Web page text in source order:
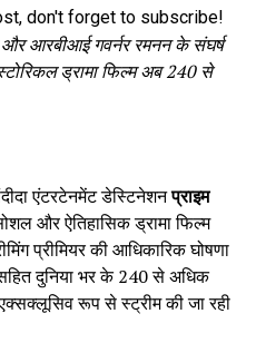
don't forget to subscribe!
आरबीआई गवर्नर रमनन के संघर्ष
ड्रामा फिल्म अब 240 से
एंटरटेनमेंट डेस्टिनेशनप्राइम
और ऐतिहासिक ड्रामा फिल्म
प्रीमियर की आधिकारिक घोषणा
दुनिया भर के 240 से अधिक
एक्सक्लूसिव रूप से स्ट्रीम की जा रही